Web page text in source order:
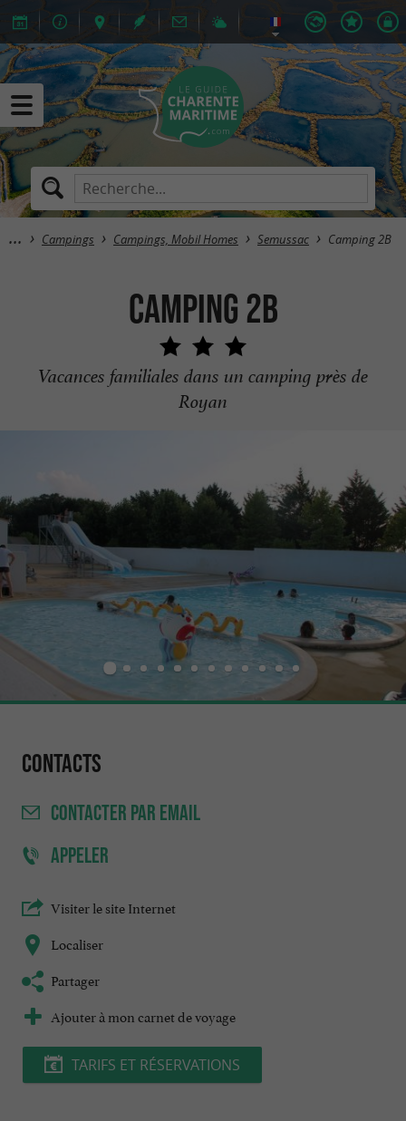
Campings Campings, Mobil Homes Semussac Camping 2B
Camping 2B
Vacances familiales dans un camping près de
Royan
Contacts
CONTACTER PAR EMAIL
APPELER
Visiter le site Internet
Localiser
Partager
Ajouter à mon carnet de voyage
TARIFS ET RÉSERVATIONS